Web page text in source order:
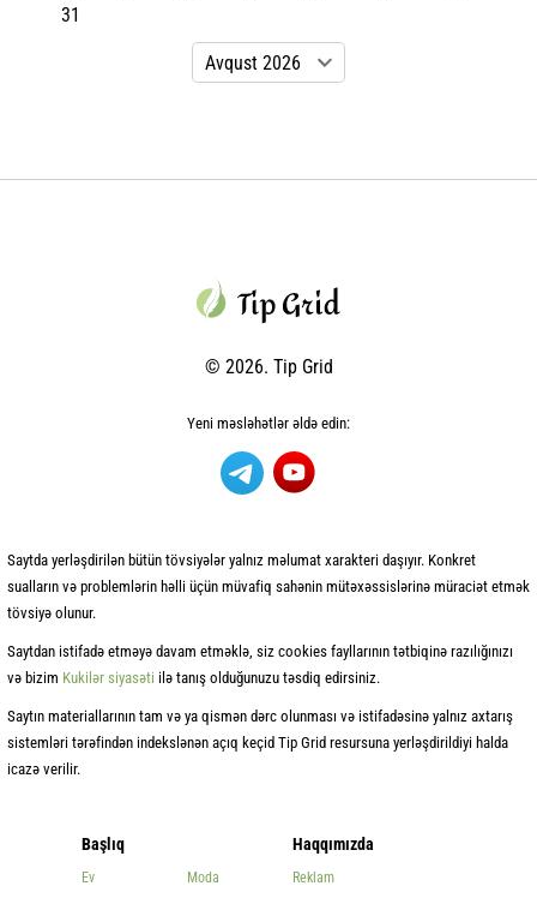
31
© 2026. Tip Grid
Yeni məsləhətlər əldə edin:
Başlıq
Ev Moda
Haqqımızda
Reklam
Saytda yerləşdirilən bütün tövsiyələr yalnız məlumat xarakteri daşıyır. Konkret
sualların və problemlərin həlli üçün müvafiq sahənin mütəxəssislərinə müraciət etmək
tövsiyə olunur.
Saytdan istifadə etməyə davam etməklə, siz cookies fayllarının tətbiqinə razılığınızı
və bizim Kukilər siyasəti ilə tanış olduğunuzu təsdiq edirsiniz.
Saytın materiallarının tam və ya qismən dərc olunması və istifadəsinə yalnız axtarış
sistemləri tərəfindən indekslənən açıq keçid Tip Grid resursuna yerləşdirildiyi halda
icazə verilir.